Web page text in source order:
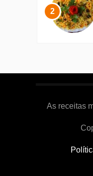
2
As receitas